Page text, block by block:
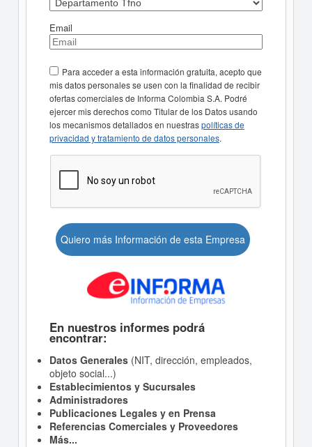
Email
Para acceder a esta información gratuita, acepto que
mis datos personales se usen con la finalidad de recibir
ofertas comerciales de Informa Colombia S.A. Podré
ejercer mis derechos como Titular de los Datos usando
los mecanismos detallados en nuestraspolíticas de
privacidad y tratamiento de datos personales.
Quiero más Información de esta Empresa
En nuestros informes podrá
encontrar:
Datos Generales(NIT, dirección, empleados,
objeto social...)
Establecimientos y Sucursales
Administradores
Publicaciones Legales y en Prensa
Referencias Comerciales y Proveedores
Más...